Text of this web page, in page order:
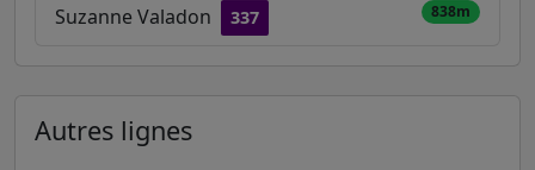
Suzanne Valadon 337 838m
Autres lignes